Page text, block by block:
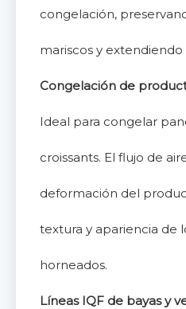
congelación,
mariscos y extendiendo
Congelación de
Ideal para congelar
croissants. El flujo de
deformación del
textura y apariencia de
horneados.
Líneas IQF de bayas y